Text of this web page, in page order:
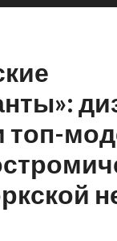
топ-